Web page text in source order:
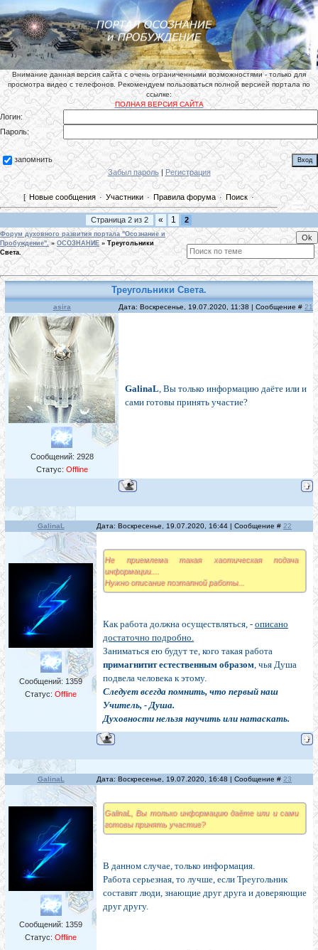
Внимание данная версия сайта с очень ограниченными возможностями - только для
просмотра видео с телефонов. Рекомендуем пользоваться полной версией портала по
ссылке:
ПОЛНАЯ ВЕРСИЯ САЙТА
Логин:
Пароль:
запомнить
Забыл пароль| Регистрация
[ Новые сообщения · Участники · Правила форума · Поиск·
Страница 2 из 2 « 1 2
Форум духовного развития портала "Осознание и
Пробуждение". » ОСОЗНАНИЕ » Треугольники
Света.
Треугольники Света.
asira Дата: Воскресенье, 19.07.2020, 11:38 | Сообщение # 21
Сообщений: 2928
Статус: Offline
GalinaL, Вы только информацию даёте или и
сами готовы принять участие?
GalinaL Дата: Воскресенье, 19.07.2020, 16:44 | Сообщение # 22
Сообщений: 1359
Статус: Offline
Не приемлема такая хаотическая подача
информации....
Нужно описание поэтапной работы...
Как работа должна осуществляться, - описано
достаточно подробно.
Заниматься ею будут те, кого такая работа
примагнитит естественным образом, чья Душа
подвела человека к этому.
Следует всегда помнить, что первый наш
Учитель, - Душа.
Духовности нельзя научить или натаскать.
GalinaL Дата: Воскресенье, 19.07.2020, 16:48 | Сообщение # 23
Сообщений: 1359
Статус: Offline
GalinaL, Вы только информацию даёте или и сами
готовы принять участие?
В данном случае, только информация.
Работа серьезная, то лучше, если Треугольник
составят люди, знающие друг друга и доверяющие
друг другу.